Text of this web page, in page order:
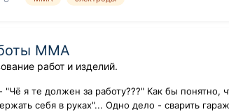
MMA
работ и изделий.
"Чё я те должен за работу???" Как бы
себя в руках"... Одно дело - сварить